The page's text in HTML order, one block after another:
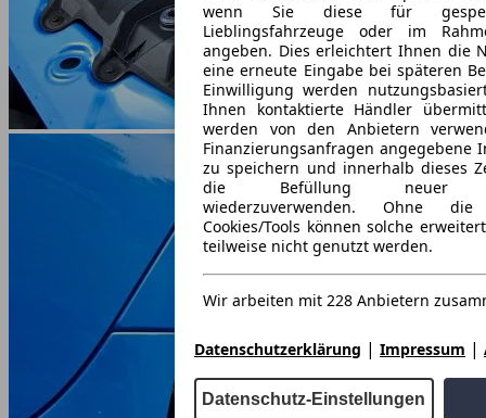
wenn Sie diese für
Lieblingsfahrzeuge oder im
angeben. Dies erleichtert Ihnen die
eine erneute Eingabe bei späteren
Einwilligung werden
Ihnen kontaktierte Händler
werden von den Anbietern
Finanzierungsanfragen angegebene
zu speichern und innerhalb dieses
die Befüllung neuer
wiederzuverwenden. Ohne
Cookies/Tools können solche
teilweise nicht genutzt werden.
Wir arbeiten mit 228 Anbietern
Datenschutzerklärung | Impressum |
Datenschutz-Einstellungen